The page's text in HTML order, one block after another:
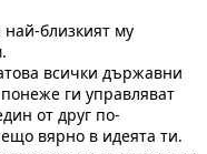
близкият му
всички държавни
ги управляват
от друг по-
вярно в идеята ти.